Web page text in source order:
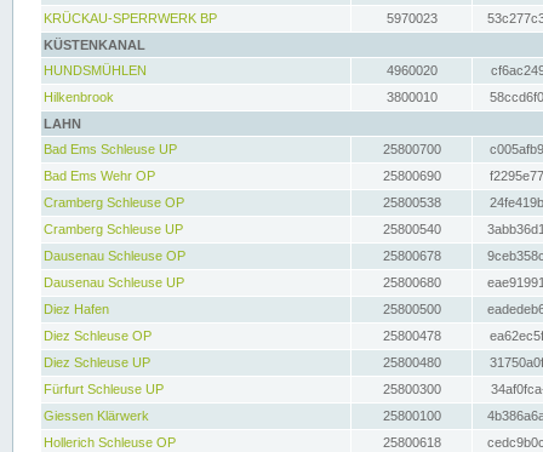
KRÜCKAU-SPERRWERK BP
5970023
KÜSTENKANAL
HUNDSMÜHLEN
4960020
Hilkenbrook
3800010
LAHN
Bad Ems Schleuse UP
25800700
Bad Ems Wehr OP
25800690
Cramberg Schleuse OP
25800538
Cramberg Schleuse UP
25800540
Dausenau Schleuse OP
25800678
Dausenau Schleuse UP
25800680
Diez Hafen
25800500
Diez Schleuse OP
25800478
Diez Schleuse UP
25800480
Fürfurt Schleuse UP
25800300
Giessen Klärwerk
25800100
Hollerich Schleuse OP
25800618